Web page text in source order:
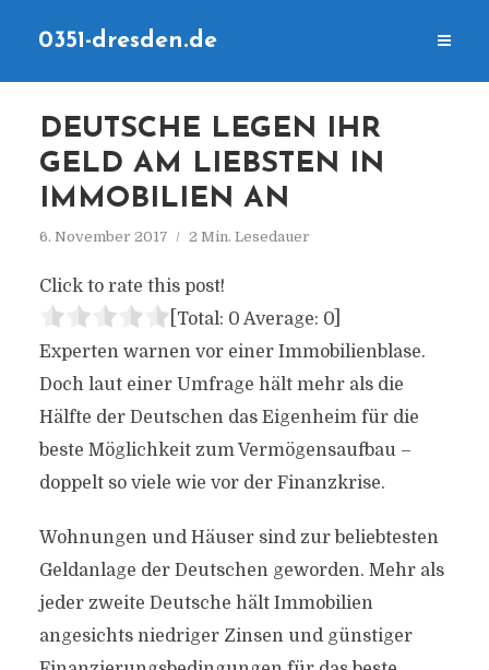
0351-dresden.de
DEUTSCHE LEGEN IHR
GELD AM LIEBSTEN IN
IMMOBILIEN AN
6. November 2017 2 Min. Lesedauer
Click to rate this post!
[Total: 0 Average: 0]
Experten warnen vor einer Immobilienblase.
Doch laut einer Umfrage hält mehr als die
Hälfte der Deutschen das Eigenheim für die
beste Möglichkeit zum Vermögensaufbau –
doppelt so viele wie vor der Finanzkrise.
Wohnungen und Häuser sind zur beliebtesten
Geldanlage der Deutschen geworden. Mehr als
jeder zweite Deutsche hält Immobilien
angesichts niedriger Zinsen und günstiger